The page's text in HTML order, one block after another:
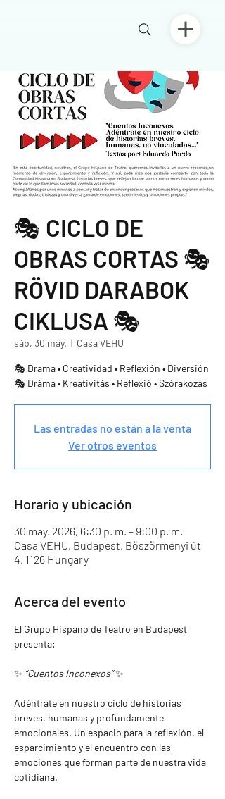
🎭 CICLO DE
OBRAS CORTAS 🎭
RÖVID DARABOK
CIKLUSA 🎭
sáb, 30 may.
  |
Casa VEHU
🎭 Drama • Creatividad • Reflexión • Diversión
🎭 Dráma • Kreativitás • Reflexió • Szórakozás
Las entradas no están a la venta
Ver otros eventos
Horario y ubicación
30 may. 2026, 6:30 p. m. – 9:00 p. m.
Casa VEHU, Budapest, Böszörményi út
4, 1126 Hungary
Acerca del evento
El Grupo Hispano de Teatro en Budapest
presenta:
✨ “Cuentos Inconexos” ✨
Adéntrate en nuestro ciclo de historias
breves, humanas y profundamente
emocionales. Un espacio para la reflexión, el
esparcimiento y el encuentro con las
emociones que forman parte de nuestra vida
cotidiana.